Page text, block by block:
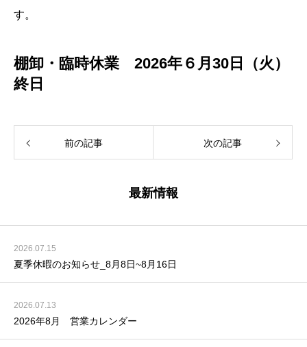
す。
棚卸・臨時休業 2026年６月30日（火）
終日
前の記事 次の記事
最新情報
2026.07.15
夏季休暇のお知らせ_8月8日~8月16日
2026.07.13
2026年8月 営業カレンダー